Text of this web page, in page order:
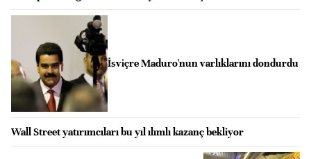
İsviçre Maduro'nun varlıklarını dondurdu
Wall Street yatırımcıları bu yıl ılımlı kazanç bekliyor